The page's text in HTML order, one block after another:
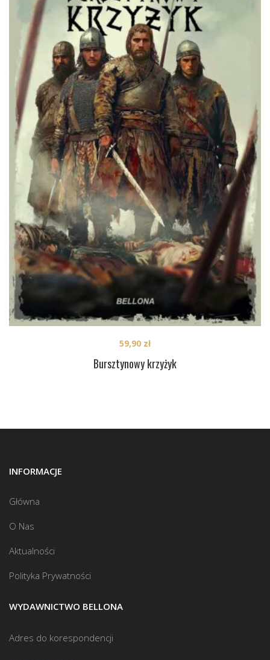
Bursztynowy krzyżyk
59,90 zł
INFORMACJE
Główna
O Nas
Aktualności
Polityka Prywatności
WYDAWNICTWO BELLONA
Adres do korespondencji